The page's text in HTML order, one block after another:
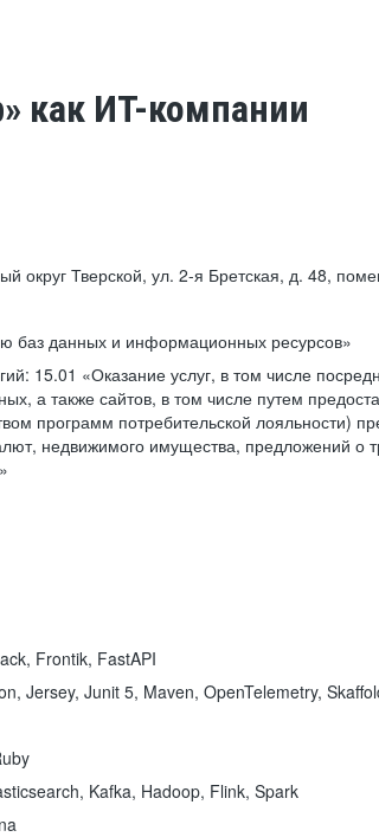
как ИТ-компании
округ Тверской, ул. 2-я Бретская, д. 48,
баз данных и информационных ресурсов»
15.01 «Оказание услуг, в том числе
а также сайтов, в том числе путем
программ потребительской лояльности)
недвижимого имущества, предложений о
Frontik, FastAPI
Jersey, Junit 5, Maven, OpenTelemetry,
Kafka, Hadoop, Flink, Spark